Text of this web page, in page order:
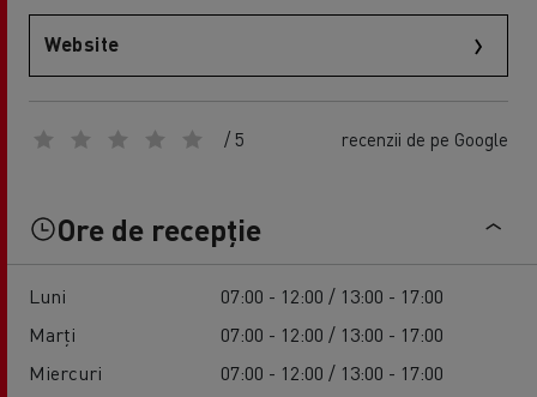
Website
/ 5 recenzii de pe Google
Ore de recepție
Luni
07:00 - 12:00 / 13:00 - 17:00
Marți
07:00 - 12:00 / 13:00 - 17:00
Miercuri
07:00 - 12:00 / 13:00 - 17:00